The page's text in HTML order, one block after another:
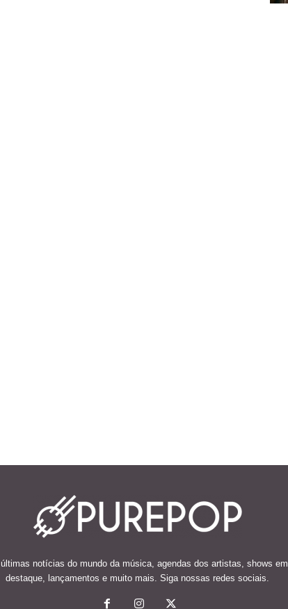
notícias do mundo da música, agendas dos artistas, shows em
destaque, lançamentos e muito mais. Siga nossas redes sociais.